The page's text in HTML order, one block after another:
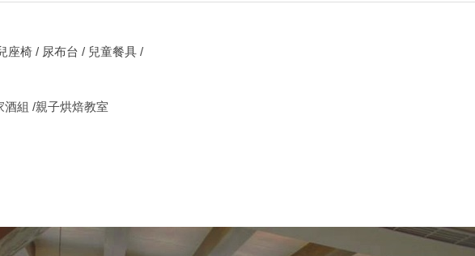
座椅 / 尿布台 / 兒童餐具 /
酒組 /親子烘焙教室